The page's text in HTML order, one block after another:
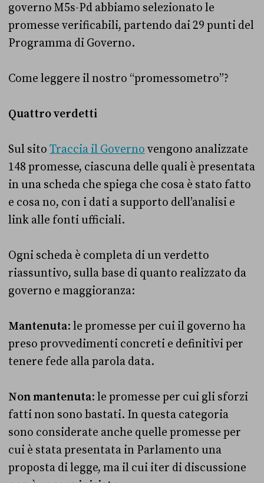
governo M5s-Pd abbiamo selezionato le
promesse verificabili, partendo dai 29 punti del
Programma di Governo.
Come leggere il nostro “promessometro”?
Quattro verdetti
Sul sito Traccia il Governo vengono analizzate
148 promesse, ciascuna delle quali è presentata
in una scheda che spiega che cosa è stato fatto
e cosa no, con i dati a supporto dell’analisi e
link alle fonti ufficiali.
Ogni scheda è completa di un verdetto
riassuntivo, sulla base di quanto realizzato da
governo e maggioranza:
Mantenuta: le promesse per cui il governo ha
preso provvedimenti concreti e definitivi per
tenere fede alla parola data.
Non mantenuta: le promesse per cui gli sforzi
fatti non sono bastati. In questa categoria
sono considerate anche quelle promesse per
cui è stata presentata in Parlamento una
proposta di legge, ma il cui iter di discussione